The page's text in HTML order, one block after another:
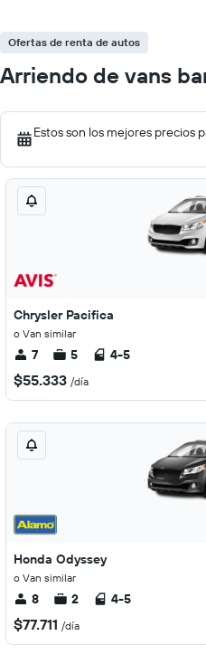
Ofertas de renta de autos
Arriendo de vans
Estos son los mejores precios
Chrysler Pacifica
o Van similar
7 5 4-5
$55.333 /día
Honda Odyssey
o Van similar
8 2 4-5
$77.711 /día